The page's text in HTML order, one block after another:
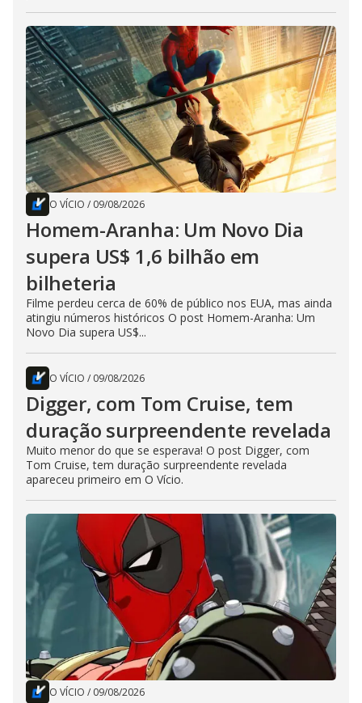
O VÍCIO / 09/08/2026
Homem-Aranha: Um Novo Dia
supera US$ 1,6 bilhão em
bilheteria
Filme perdeu cerca de 60% de público nos EUA, mas ainda
atingiu números históricos O post Homem-Aranha: Um
Novo Dia supera US$...
O VÍCIO / 09/08/2026
Digger, com Tom Cruise, tem
duração surpreendente revelada
Muito menor do que se esperava! O post Digger, com
Tom Cruise, tem duração surpreendente revelada
apareceu primeiro em O Vício.
O VÍCIO / 09/08/2026